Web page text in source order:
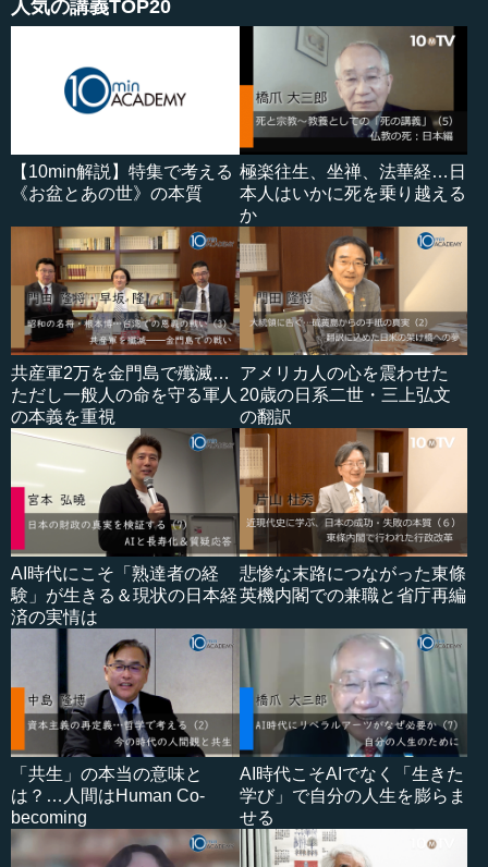
人気の講義TOP20
【10min解説】特集で考える
《お盆とあの世》の本質
極楽往生、坐禅、法華経…日
本人はいかに死を乗り越える
か
共産軍2万を金門島で殲滅…
ただし一般人の命を守る軍人
の本義を重視
アメリカ人の心を震わせた
20歳の日系二世・三上弘文
の翻訳
AI時代にこそ「熟達者の経
験」が生きる＆現状の日本経
済の実情は
悲惨な末路につながった東條
英機内閣での兼職と省庁再編
「共生」の本当の意味と
は？…人間はHuman Co-
becoming
AI時代こそAIでなく「生きた
学び」で自分の人生を膨らま
せる